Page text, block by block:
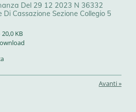
Del 29 12 2023 N 36332
Di Cassazione Sezione Collegio 5
20,0 KB
Avanti»